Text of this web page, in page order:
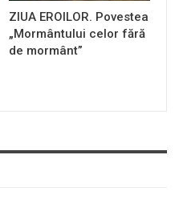
ZIUA EROILOR. Povestea
„Mormântului celor fără
de mormânt”